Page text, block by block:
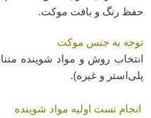
حفظ رنگ و بافت موکت.
توجه به جنس موکت
انتخاب روش و مواد شوینده
پلی‌استر و غیره).
انجام تست اولیه مواد شوینده